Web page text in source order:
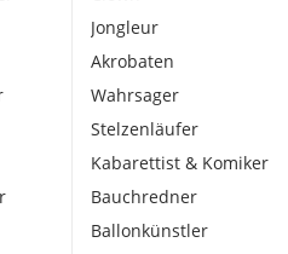
Jongleur
Akrobaten
Wahrsager
Stelzenläufer
Kabarettist & Komiker
Bauchredner
Ballonkünstler